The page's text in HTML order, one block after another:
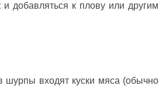
добавляться к плову или другим
шурпы входят куски мяса (обычно